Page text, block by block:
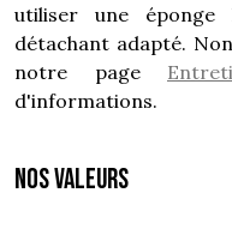
utiliser une
détachant adapté.
notre page
d'informations.
NOS VALEURS